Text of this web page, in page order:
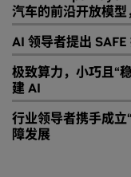
汽车的前沿开放模型
AI 领导者提出
极致算力，小巧且“
建 AI
行业领导者携手成
障发展